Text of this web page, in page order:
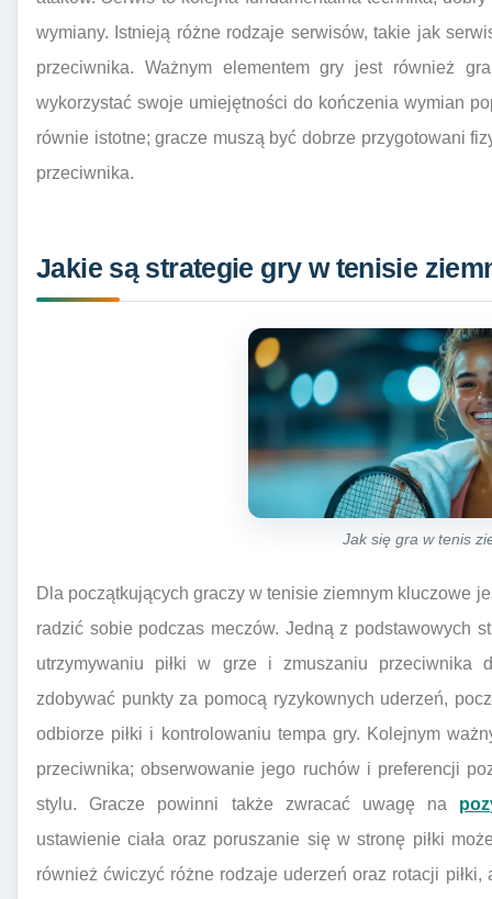
wymiany. Istnieją różne rodzaje serwisów, takie jak
przeciwnika. Ważnym elementem gry jest również
wykorzystać swoje umiejętności do kończenia wymian
równie istotne; gracze muszą być dobrze przygotowani
przeciwnika.
Jakie są strategie gry w tenisie
Jak się gra w tenis
Dla początkujących graczy w tenisie ziemnym kluczowe
radzić sobie podczas meczów. Jedną z podstawowych
utrzymywaniu piłki w grze i zmuszaniu przeciwnika
zdobywać punkty za pomocą ryzykownych uderzeń,
odbiorze piłki i kontrolowaniu tempa gry. Kolejnym
przeciwnika; obserwowanie jego ruchów i preferencji
stylu. Gracze powinni także zwracać uwagę na
ustawienie ciała oraz poruszanie się w stronę piłki
również ćwiczyć różne rodzaje uderzeń oraz rotacji